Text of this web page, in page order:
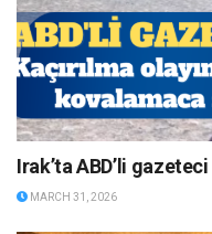
Irak’ta ABD’li
MARCH 31, 2026